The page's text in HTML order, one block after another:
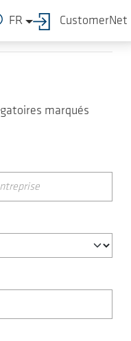
FR CustomerNet
marqués